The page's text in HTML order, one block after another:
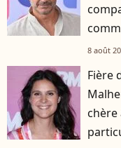
8 août
Fière